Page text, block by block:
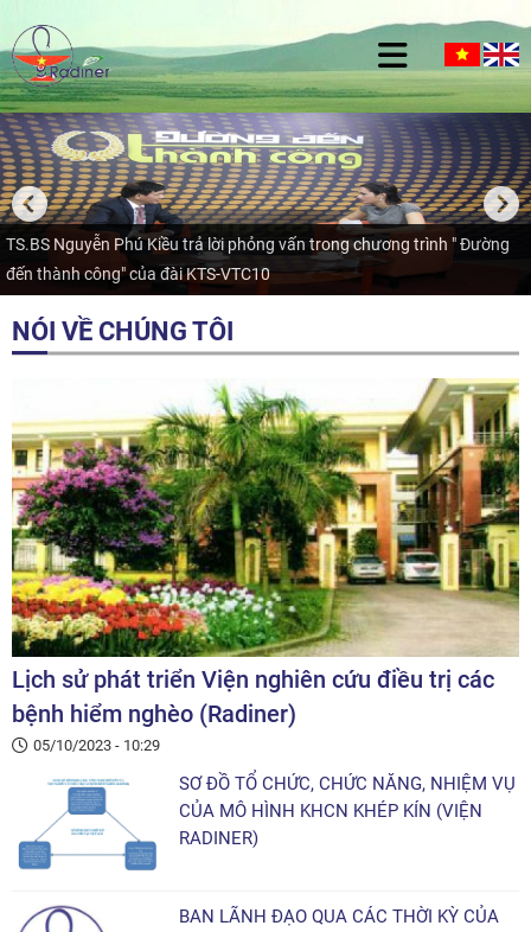
TS.BS Nguyễn Phú Kiều trả lời phỏng vấn trong chương trình " Đường
đến thành công" của đài KTS-VTC10
NÓI VỀ CHÚNG TÔI
Lịch sử phát triển Viện nghiên cứu điều trị các
bệnh hiểm nghèo (Radiner)
05/10/2023 - 10:29
SƠ ĐỒ TỔ CHỨC, CHỨC NĂNG, NHIỆM VỤ
CỦA MÔ HÌNH KHCN KHÉP KÍN (VIỆN
RADINER)
BAN LÃNH ĐẠO QUA CÁC THỜI KỲ CỦA